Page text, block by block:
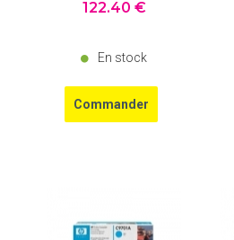
122.40 €
En stock